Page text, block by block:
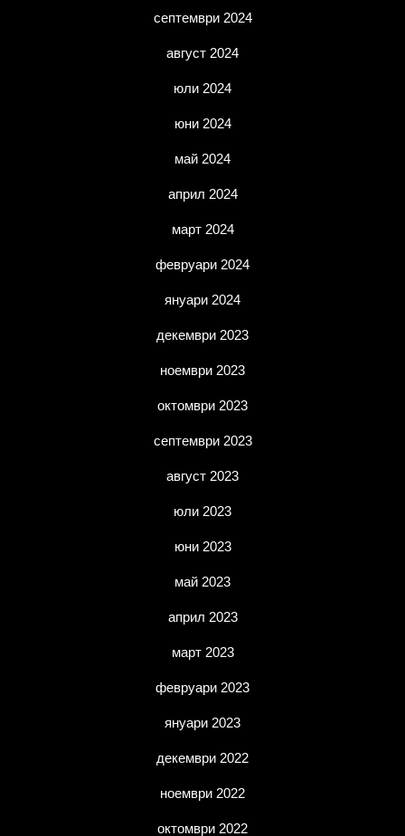
септември 2024
август 2024
юли 2024
юни 2024
май 2024
април 2024
март 2024
февруари 2024
януари 2024
декември 2023
ноември 2023
октомври 2023
септември 2023
август 2023
юли 2023
юни 2023
май 2023
април 2023
март 2023
февруари 2023
януари 2023
декември 2022
ноември 2022
октомври 2022